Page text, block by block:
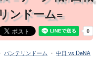
ンドーム=
・ バンテリンドーム ・ 中日 vs.DeNA